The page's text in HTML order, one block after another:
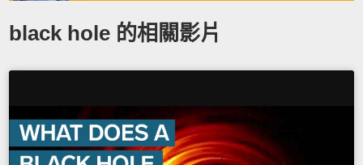
black hole 的相關影片